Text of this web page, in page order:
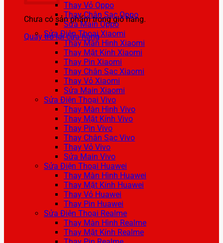
Chưa có sản phẩm trong giỏ hàng.
Quay trở lại cửa hàng
Thay Vỏ Oppo
Thay Chân Sạc Oppo
Sửa Main Oppo
Sửa Điện Thoại Xiaomi
Thay Màn Hình Xiaomi
Thay Mặt Kính Xiaomi
Thay Pin Xiaomi
Thay Chân Sạc Xiaomi
Thay Vỏ Xiaomi
Sửa Main Xiaomi
Sửa Điện Thoại Vivo
Thay Màn Hình Vivo
Thay Mặt Kính Vivo
Thay Pin Vivo
Thay Chân Sạc Vivo
Thay Vỏ Vivo
Sửa Main Vivo
Sửa Điện Thoại Huawei
Thay Màn Hình Huawei
Thay Mặt Kính Huawei
Thay Vỏ Huawei
Thay Pin Huawei
Sửa Điện Thoại Realme
Thay Màn Hình Realme
Thay Mặt Kính Realme